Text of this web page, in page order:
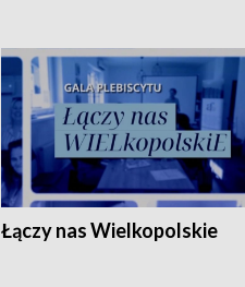
Łączy nas Wielkopolskie